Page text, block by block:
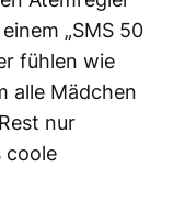
„SMS 50
fühlen wie
alle Mädchen
nur
coole